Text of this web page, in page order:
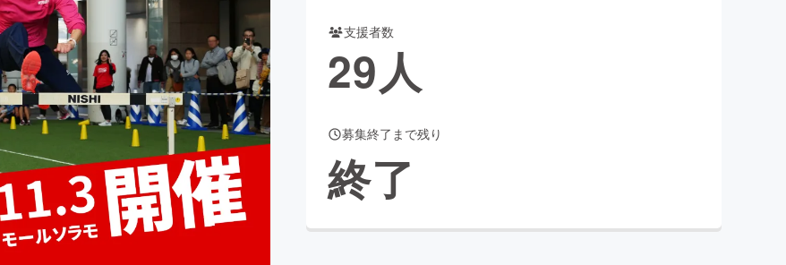
チャレンジ ビューティー・ヘルスケア
CAMPFIRE for Social GoodCAMPFIRE Creation
CAMPFIREふるさと納税 machi-ya
支援者数
29人
募集終了まで残り
終了